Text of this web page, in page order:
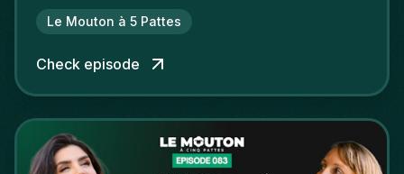
Le Mouton à 5 Pattes
Check episode